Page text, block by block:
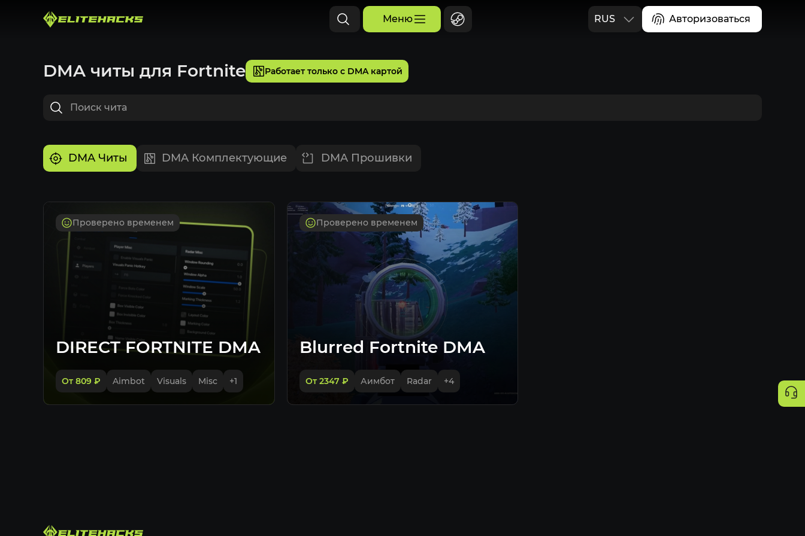
Меню
RUS
Авторизоваться
DMA читы для Fortnite Работает только с DMA картой
DMA Читы DMA Комплектующие DMA Прошивки
Проверено временем
DIRECT FORTNITE DMA
От 809 ₽ Aimbot Visuals Misc +1
Проверено временем
Blurred Fortnite DMA
От 2347 ₽ Аимбот Radar +4